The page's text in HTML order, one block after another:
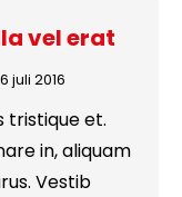
vel erat
juli 2016
tristique et.
in, aliquam
Vestib